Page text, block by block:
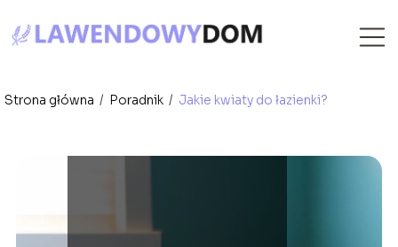
Strona główna / Poradnik / Jakie kwiaty do łazienki?